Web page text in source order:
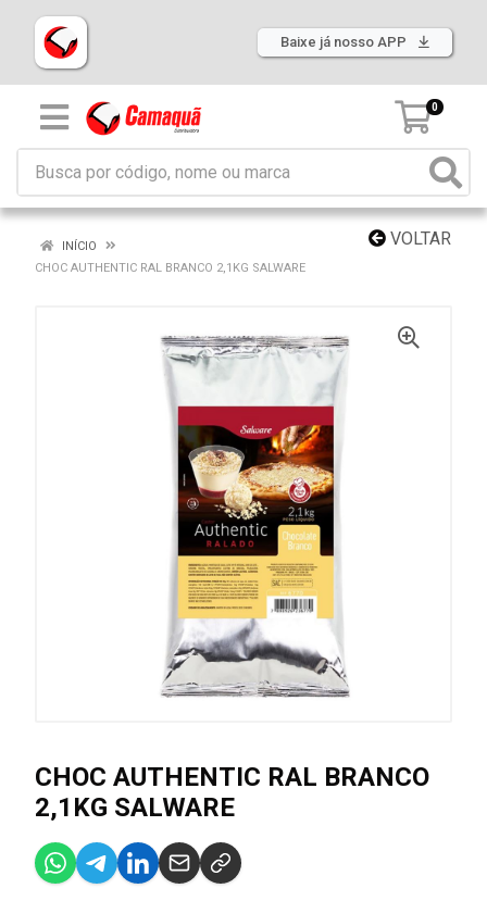
Baixe já nosso APP
0
VOLTAR
INÍCIO
CHOC AUTHENTIC RAL BRANCO 2,1KG SALWARE
CHOC AUTHENTIC RAL BRANCO
2,1KG SALWARE